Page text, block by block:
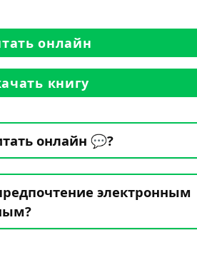
онлайн
книгу
онлайн 💬?
электронным